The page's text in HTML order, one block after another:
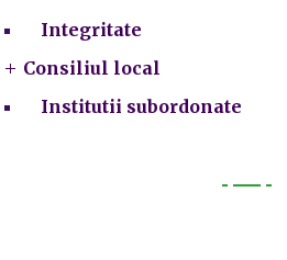
Integritate
Consiliul local
Institutii subordonate